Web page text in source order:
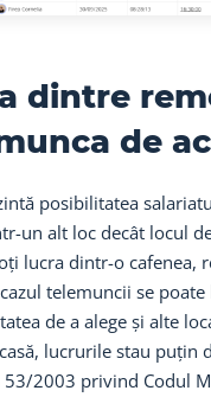
dintre
de
posibilitatea
un alt loc decât locul
lucra dintr-o cafenea,
telemuncii se poate
de a alege și alte
lucrurile stau puțin
2003 privind Codul